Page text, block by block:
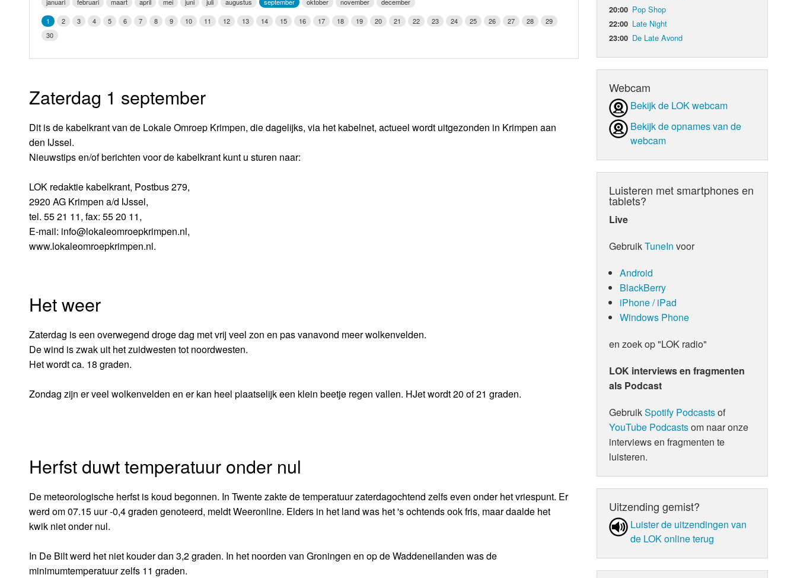
Vrijdag
LOK schijf
Weerman
1
2 3 4 5 6 7 8 9 10 11 12 13 14 15 16 17 18 19 20 21 22 23 24 25 26 27 28
29
30
Zaterdag 1 september
Dit is de kabelkrant van de Lokale Omroep Krimpen, die dagelijks, via het kabelnet, actueel wordt uitgezonden in Krimpen aan
den IJssel.
Nieuwstips en/of berichten voor de kabelkrant kunt u sturen naar:
LOK redaktie kabelkrant, Postbus 279,
2920 AG Krimpen a/d IJssel,
tel. 55 21 11, fax: 55 20 11,
E-mail: info@lokaleomroepkrimpen.nl,
www.lokaleomroepkrimpen.nl.
Het weer
Zaterdag is een overwegend droge dag met vrij veel zon en pas vanavond meer wolkenvelden.
De wind is zwak uit het zuidwesten tot noordwesten.
Het wordt ca. 18 graden.
Zondag zijn er veel wolkenvelden en er kan heel plaatselijk een klein beetje regen vallen. HJet wordt 20 of 21 graden.
Herfst duwt temperatuur onder nul
De meteorologische herfst is koud begonnen. In Twente zakte de temperatuur zaterdagochtend zelfs even onder het vriespunt. Er
werd om 07.15 uur -0,4 graden genoteerd, meldt Weeronline. Elders in het land was het 's ochtends ook fris, maar daalde het
kwik niet onder nul.
In De Bilt werd het niet kouder dan 3,2 graden. In het noorden van Groningen en op de Waddeneilanden was de
minimumtemperatuur zelfs 11 graden.
20:00 Pop Shop
22:00 Late Night
23:00 De Late Avond
Webcam
Bekijk de LOK webcam
Bekijk de opnames van de
webcam
Luisteren met smartphones en
tablets?
Live
GebruikTuneIn voor
Android
BlackBerry
iPhone / iPad
Windows Phone
en zoek op "LOK radio"
LOK interviews en fragmenten
als Podcast
GebruikSpotify Podcastsof
YouTube Podcastsom naar onze
interviews en fragmenten te
luisteren.
Uitzending gemist?
Luister de uit­zen­din­gen van
de LOK online terug